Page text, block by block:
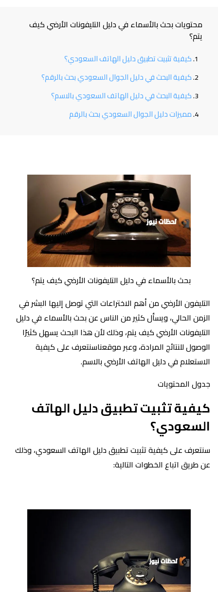
محتويات بحث بالأسماء في دليل التليفونات الأرضي كيف
يتم؟
كيفية تثبيت تطبيق دليل الهاتف السعودي؟
كيفية البحث في دليل الجوال السعودي بحث بالرقم؟
كيفية البحث في دليل الهاتف السعودي بالاسم؟
مميزات دليل الجوال السعودي بحث بالرقم
بحث بالأسماء في دليل التليفونات الأرضي كيف يتم؟
التليفون الأرضي من أهم الاختراعات التي توصل إليها البشر في
الزمن الحالي، ويسأل كثير من الناس عن بحث بالأسماء في دليل
التليفونات الأرضي كيف يتم، وذلك لأن هذا البحث يسهل كثيرًا
الوصول للنتائج المرادة، وعبر موقعناسنتعرف على كيفية
الاستعلام في دليل الهاتف الأرضي بالاسم.
جدول المحتويات
كيفية تثبيت تطبيق دليل الهاتف
السعودي؟
سنتعرف على كيفية تثبيت تطبيق دليل الهاتف السعودي، وذلك
عن طريق اتباع الخطوات التالية: